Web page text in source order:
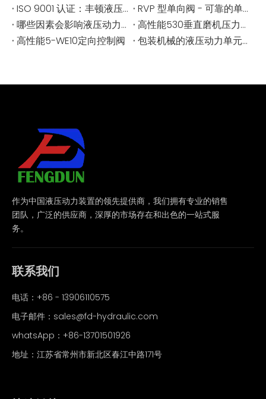
ISO 9001 认证：丰顿液压提高了标准
RVP 型单向阀 - 可靠的单向液压控制
哪些因素会影响液压动力单元的压力不足？
高性能530垂直磨机压力缸用于工业研磨
高性能5-WE10定向控制阀
包装机械的液压动力单元 - 每一个循环中的精确与可靠
作为中国液压动力装置的领先提供商，我们拥有专业的销售
团队，广泛的供应商，深厚的市场存在和出色的一站式服
务。
联系我们
电话：+86 - 13906110575
电子邮件： sales@fd-hydraulic.com
whatsApp： +86-13701501926
地址：江苏省常州市新北区春江中路171号